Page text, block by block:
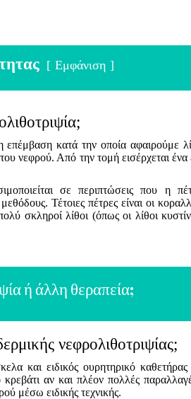
Εμφάνιση
επέμβαση κατά την οποία αφαιρούμε
νεφρού. Από την τομή εισέρχεται ένα
σε περιπτώσεις που η
Τέτοιες πέτρες είναι οι
σκληροί λίθοι (όπως οι λίθοι
ή άλλη θεραπεία;
νεφρολιθοτριψίας;
και ειδικός ουρητηρικό
κρεβάτι αν και πλέον πολλές
μέσω ειδικής τεχνικής.